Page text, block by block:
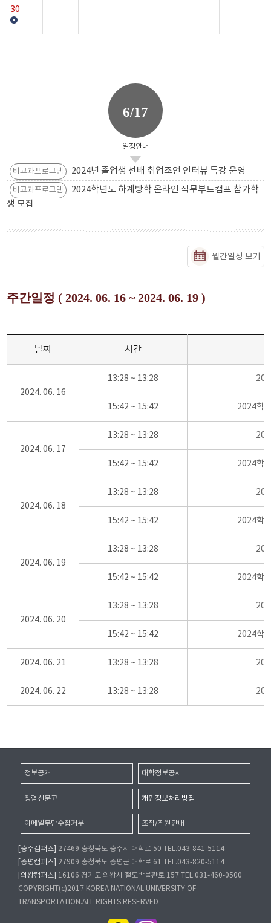
30
6/17
일정안내
비교과프로그램 2024년 졸업생 선배 취업조언 인터뷰 특강 운영
비교과프로그램
2024학년도 하계방학 온라인 직무부트캠프 참가학
생 모집
월간일정 보기
주간일정 ( 2024. 06. 16 ~ 2024. 06. 19 )
날짜 시간
2024. 06. 16
13:28 ~ 13:28
15:42 ~ 15:42 2024학
2024. 06. 17
13:28 ~ 13:28
15:42 ~ 15:42 2024학
2024. 06. 18
13:28 ~ 13:28
15:42 ~ 15:42 2024학
2024. 06. 19
13:28 ~ 13:28
15:42 ~ 15:42 2024학
2024. 06. 20
13:28 ~ 13:28
15:42 ~ 15:42 2024학
2024. 06. 21 13:28 ~ 13:28
2024. 06. 22 13:28 ~ 13:28
정보공개 대학정보공시
청렴신문고 개인정보처리방침
이메일무단수집거부 조직/직원안내
[충주캠퍼스]
27469 충청북도 충주시 대학로 50 TEL.043-841-5114
[증평캠퍼스]
27909 충청북도 증평군 대학로 61 TEL.043-820-5114
[의왕캠퍼스]
16106 경기도 의왕시 철도박물관로 157 TEL.031-460-0500
COPYRIGHT(c)2017 KOREA NATIONAL UNIVERSITY OF
TRANSPORTATION.ALL RIGHTS RESERVED